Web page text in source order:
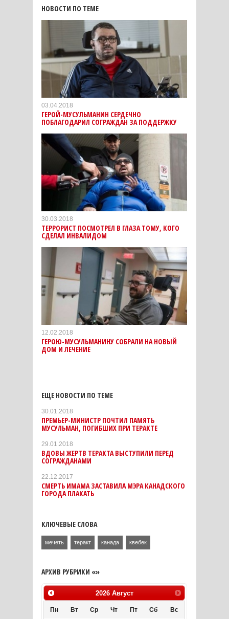
НОВОСТИ ПО ТЕМЕ
03.04.2018
ГЕРОЙ-МУСУЛЬМАНИН СЕРДЕЧНО
ПОБЛАГОДАРИЛ СОГРАЖДАН ЗА ПОДДЕРЖКУ
30.03.2018
ТЕРРОРИСТ ПОСМОТРЕЛ В ГЛАЗА ТОМУ, КОГО
СДЕЛАЛ ИНВАЛИДОМ
12.02.2018
ГЕРОЮ-МУСУЛЬМАНИНУ СОБРАЛИ НА НОВЫЙ
ДОМ И ЛЕЧЕНИЕ
ЕЩЕ НОВОСТИ ПО ТЕМЕ
30.01.2018
ПРЕМЬЕР-МИНИСТР ПОЧТИЛ ПАМЯТЬ
МУСУЛЬМАН, ПОГИБШИХ ПРИ ТЕРАКТЕ
29.01.2018
ВДОВЫ ЖЕРТВ ТЕРАКТА ВЫСТУПИЛИ ПЕРЕД
СОГРАЖДАНАМИ
22.12.2017
СМЕРТЬ ИМАМА ЗАСТАВИЛА МЭРА КАНАДСКОГО
ГОРОДА ПЛАКАТЬ
КЛЮЧЕВЫЕ СЛОВА
мечеть теракт канада квебек
АРХИВ РУБРИКИ «»
2026 Август
Пн Вт Ср Чт Пт Сб Вс